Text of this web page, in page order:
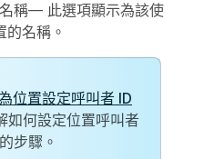
稱— 此選項顯示為該使
的名稱。
位置設定呼叫者 ID
如何設定位置呼叫者
步驟。